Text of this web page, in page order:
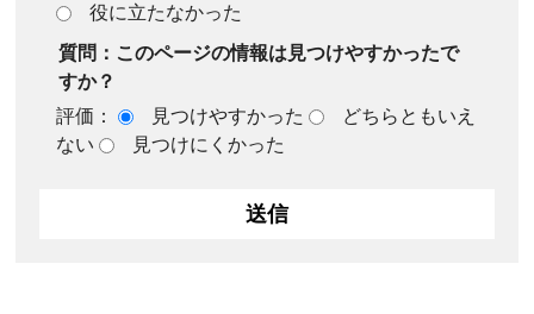
役に立たなかった
質問：このページの情報は見つけやすかったで
すか？
評価：
見つけやすかった
どちらともいえ
ない
見つけにくかった